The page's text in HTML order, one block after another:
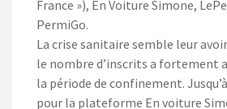
France »), En Voiture Simone,
PermiGo.
La crise sanitaire semble leur
le nombre d’inscrits a fortement
la période de confinement.
pour la plateforme En voiture